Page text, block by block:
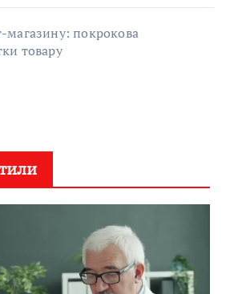
магазину: покрокова
товару